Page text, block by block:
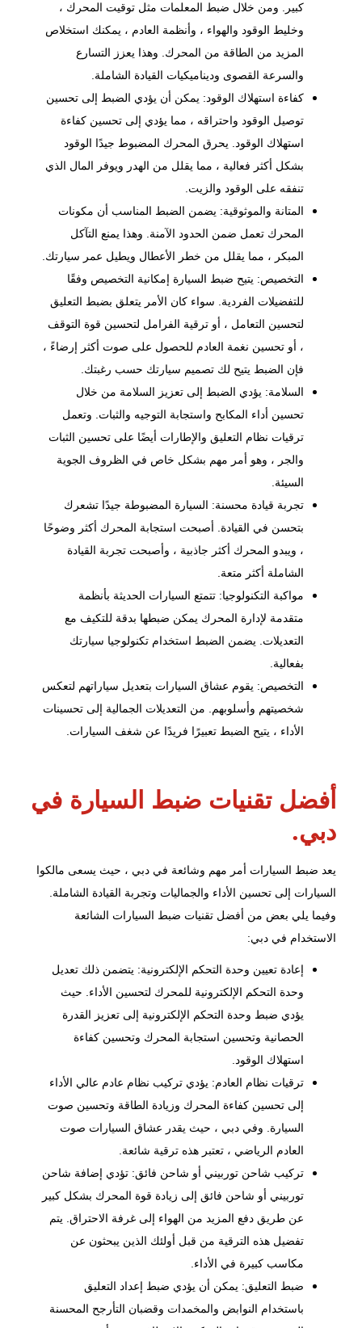
كبير. ومن خلال ضبط المعلمات مثل توقيت المحرك ،
وخليط الوقود والهواء ، وأنظمة العادم ، يمكنك استخلاص
المزيد من الطاقة من المحرك. وهذا يعزز التسارع
والسرعة القصوى وديناميكيات القيادة الشاملة.
كفاءة استهلاك الوقود: يمكن أن يؤدي الضبط إلى تحسين
توصيل الوقود واحتراقه ، مما يؤدي إلى تحسين كفاءة
استهلاك الوقود. يحرق المحرك المضبوط جيدًا الوقود
بشكل أكثر فعالية ، مما يقلل من الهدر ويوفر المال الذي
تنفقه على الوقود والزيت.
المتانة والموثوقية: يضمن الضبط المناسب أن مكونات
المحرك تعمل ضمن الحدود الآمنة. وهذا يمنع التآكل
المبكر ، مما يقلل من خطر الأعطال ويطيل عمر سيارتك.
التخصيص: يتيح ضبط السيارة إمكانية التخصيص وفقًا
للتفضيلات الفردية. سواء كان الأمر يتعلق بضبط التعليق
لتحسين التعامل ، أو ترقية الفرامل لتحسين قوة التوقف
، أو تحسين نغمة العادم للحصول على صوت أكثر إرضاءً ،
فإن الضبط يتيح لك تصميم سيارتك حسب رغبتك.
السلامة: يؤدي الضبط إلى تعزيز السلامة من خلال
تحسين أداء المكابح واستجابة التوجيه والثبات. وتعمل
ترقيات نظام التعليق والإطارات أيضًا على تحسين الثبات
والجر ، وهو أمر مهم بشكل خاص في الظروف الجوية
السيئة.
تجربة قيادة محسنة: السيارة المضبوطة جيدًا تشعرك
بتحسن في القيادة. أصبحت استجابة المحرك أكثر وضوحًا
، ويبدو المحرك أكثر جاذبية ، وأصبحت تجربة القيادة
الشاملة أكثر متعة.
مواكبة التكنولوجيا: تتمتع السيارات الحديثة بأنظمة
متقدمة لإدارة المحرك يمكن ضبطها بدقة للتكيف مع
التعديلات. يضمن الضبط استخدام تكنولوجيا سيارتك
بفعالية.
التخصيص: يقوم عشاق السيارات بتعديل سياراتهم لتعكس
شخصيتهم وأسلوبهم. من التعديلات الجمالية إلى تحسينات
الأداء ، يتيح الضبط تعبيرًا فريدًا عن شغف السيارات.
أفضل تقنيات ضبط السيارة في
دبي.
يعد ضبط السيارات أمر مهم وشائعة في دبي ، حيث يسعى مالكوا
السيارات إلى تحسين الأداء والجماليات وتجربة القيادة الشاملة.
وفيما يلي بعض من أفضل تقنيات ضبط السيارات الشائعة
الاستخدام في دبي:
إعادة تعيين وحدة التحكم الإلكترونية: يتضمن ذلك تعديل
وحدة التحكم الإلكترونية للمحرك لتحسين الأداء. حيث
يؤدي ضبط وحدة التحكم الإلكترونية إلى تعزيز القدرة
الحصانية وتحسين استجابة المحرك وتحسين كفاءة
استهلاك الوقود.
ترقيات نظام العادم: يؤدي تركيب نظام عادم عالي الأداء
إلى تحسين كفاءة المحرك وزيادة الطاقة وتحسين صوت
السيارة. وفي دبي ، حيث يقدر عشاق السيارات صوت
العادم الرياضي ، تعتبر هذه ترقية شائعة.
تركيب شاحن توربيني أو شاحن فائق: تؤدي إضافة شاحن
توربيني أو شاحن فائق إلى زيادة قوة المحرك بشكل كبير
عن طريق دفع المزيد من الهواء إلى غرفة الاحتراق. يتم
تفضيل هذه الترقية من قبل أولئك الذين يبحثون عن
مكاسب كبيرة في الأداء.
ضبط التعليق: يمكن أن يؤدي ضبط إعداد التعليق
باستخدام النوابض والمخمدات وقضبان التأرجح المحسنة